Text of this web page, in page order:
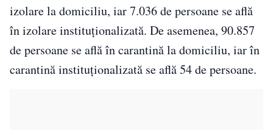
izolare la domiciliu, iar 7.036 de persoane se află
în izolare instituționalizată. De asemenea, 90.857
de persoane se află în carantină la domiciliu, iar în
carantină instituționalizată se află 54 de persoane.